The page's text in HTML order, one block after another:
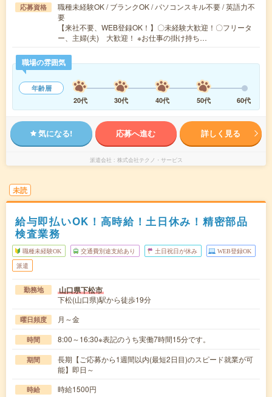
応募資格
職種未経験OK / ブランクOK / パソコンスキル不要 / 英語力不
要
【来社不要、WEB登録OK！】〇未経験大歓迎！〇フリータ
ー、主婦(夫) 大歓迎！ ※お仕事の掛け持ち…
職場の雰囲気
年齢層
20代
30代 40代 50代 60代
気になる! 応募へ進む 詳しく見る
派遣会社 株式会社テクノ・サービス
未読
給与即払いOK！高時給！土日休み！精密部品
検査業務
職種未経験OK 交通費別途支給あり 土日祝日が休み WEB登録OK
派遣
勤務地 山口県下松市
下松(山口県)駅から徒歩19分
曜日頻度 月～金
時間 8:00～16:30※表記のうち実働7時間15分です。
期間
長期【ご応募から1週間以内(最短2日目)のスピード就業が可
能】即日～
時給 時給1500円